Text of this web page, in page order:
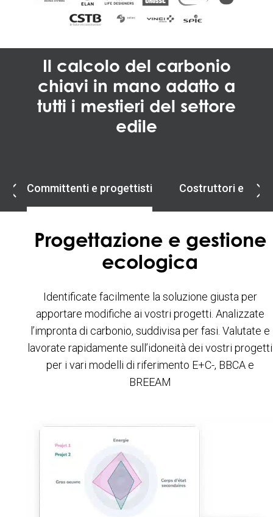
Il calcolo del carbonio
chiavi in mano adatto a
tutti i mestieri del settore
edile
Committenti e progettisti Costruttori e
Progettazione e gestione
ecologica
Identificate facilmente la soluzione giusta per
apportare modifiche ai vostri progetti. Analizzate
l’impronta di carbonio, suddivisa per fasi. Valutate e
lavorate rapidamente sull’idoneità dei vostri progetti
per i vari modelli di riferimento E+C-, BBCA e
BREEAM